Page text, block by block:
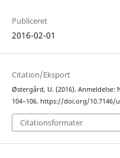
Publiceret
2016-02-01
Citation/Eksport
Østergård, U. (2016). Anmeldelse:
104–106. https://doi.org/10.7146/
Citationsformater